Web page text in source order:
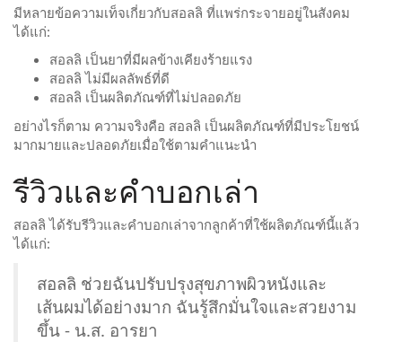
มีหลายข้อความเท็จเกี่ยวกับสอลลิ ที่แพร่กระจายอยู่ในสังคม
ได้แก่:
สอลลิ เป็นยาที่มีผลข้างเคียงร้ายแรง
สอลลิ ไม่มีผลลัพธ์ที่ดี
สอลลิ เป็นผลิตภัณฑ์ที่ไม่ปลอดภัย
อย่างไรก็ตาม ความจริงคือ สอลลิ เป็นผลิตภัณฑ์ที่มีประโยชน์
มากมายและปลอดภัยเมื่อใช้ตามคำแนะนำ
รีวิวและคำบอกเล่า
สอลลิ ได้รับรีวิวและคำบอกเล่าจากลูกค้าที่ใช้ผลิตภัณฑ์นี้แล้ว
ได้แก่:
สอลลิ ช่วยฉันปรับปรุงสุขภาพผิวหนังและ
เส้นผมได้อย่างมาก ฉันรู้สึกมั่นใจและสวยงาม
ขึ้น - น.ส. อารยา